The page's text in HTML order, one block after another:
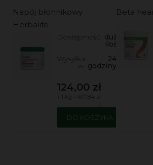
Napój błonnikowy
Herbalife
Dostępność: duża
ilość
Wysyłka
w:
24
godziny
124,00 zł
DO KOSZYKA
Beta